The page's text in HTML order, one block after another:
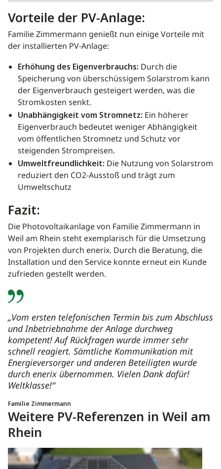
Vorteile der PV-Anlage:
Familie Zimmermann genießt nun einige Vorteile mit
der installierten PV-Anlage:
Erhöhung des Eigenverbrauchs: Durch die
Speicherung von überschüssigem Solarstrom kann
der Eigenverbrauch gesteigert werden, was die
Stromkosten senkt.
Unabhängigkeit vom Stromnetz: Ein höherer
Eigenverbrauch bedeutet weniger Abhängigkeit
vom öffentlichen Stromnetz und Schutz vor
steigenden Strompreisen.
Umweltfreundlichkeit: Die Nutzung von Solarstrom
reduziert den CO2-Ausstoß und trägt zum
Umweltschutz
Fazit:
Die Photovoltaikanlage von Familie Zimmermann in
Weil am Rhein steht exemplarisch für die Umsetzung
von Projekten durch enerix. Durch die Beratung, die
Installation und den Service konnte erneut ein Kunde
zufrieden gestellt werden.
„Vom ersten telefonischen Termin bis zum Abschluss
und Inbetriebnahme der Anlage durchweg
kompetent! Auf Rückfragen wurde immer sehr
schnell reagiert. Sämtliche Kommunikation mit
Energieversorger und anderen Beteiligten wurde
durch enerix übernommen. Vielen Dank dafür!
Weltklasse!“
Familie Zimmermann
Weitere PV-Referenzen in Weil am
Rhein